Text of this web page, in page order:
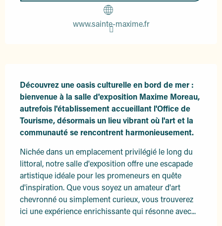
www.sainte-maxime.fr
Découvrez une oasis culturelle en bord de mer :
bienvenue à la salle d'exposition Maxime Moreau,
autrefois l'établissement accueillant l'Office de
Tourisme, désormais un lieu vibrant où l'art et la
communauté se rencontrent harmonieusement.
Nichée dans un emplacement privilégié le long du
littoral, notre salle d'exposition offre une escapade
artistique idéale pour les promeneurs en quête
d'inspiration. Que vous soyez un amateur d'art
chevronné ou simplement curieux, vous trouverez
ici une expérience enrichissante qui résonne avec...